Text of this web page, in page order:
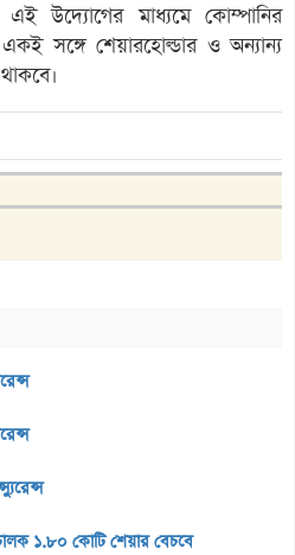
এই উদ্যোগের মাধ্যমে কোম্পানির
সঙ্গে শেয়ারহোল্ডার ও অন্যান্য
১.৮০ কোটি শেয়ার বেচবে